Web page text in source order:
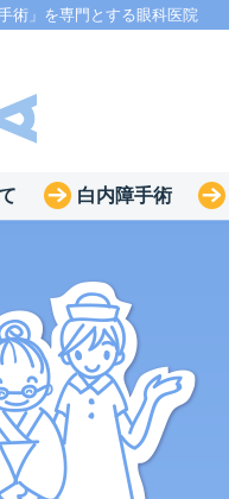
術」を専門とする眼科医院
白内障手術